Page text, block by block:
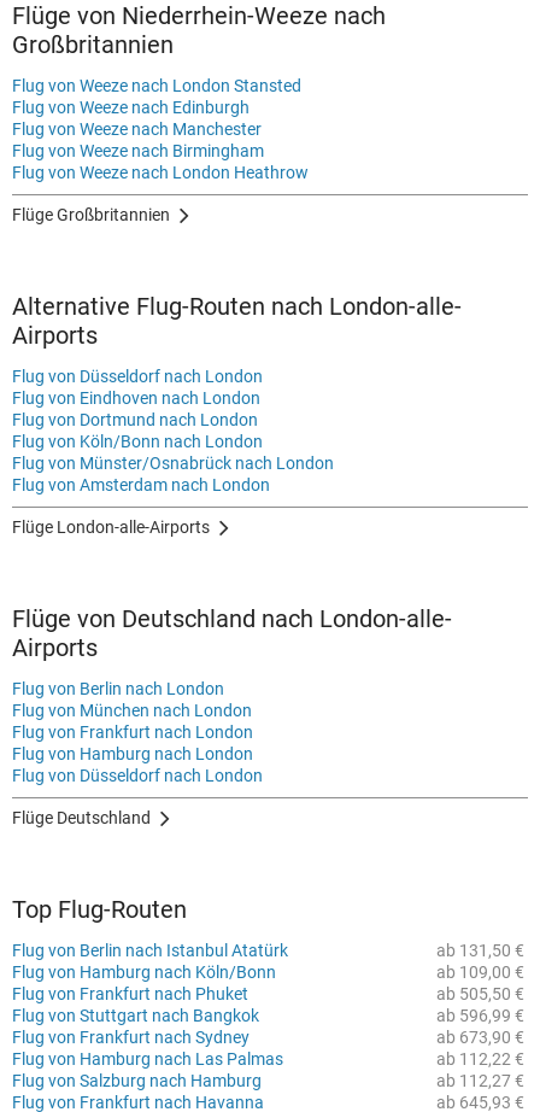
Flüge von Niederrhein-Weeze nach
Großbritannien
Flug von Weeze nach London Stansted
Flug von Weeze nach Edinburgh
Flug von Weeze nach Manchester
Flug von Weeze nach Birmingham
Flug von Weeze nach London Heathrow
Flüge Großbritannien
Alternative Flug-Routen nach London-alle-
Airports
Flug von Düsseldorf nach London
Flug von Eindhoven nach London
Flug von Dortmund nach London
Flug von Köln/Bonn nach London
Flug von Münster/Osnabrück nach London
Flug von Amsterdam nach London
Flüge London-alle-Airports
Flüge von Deutschland nach London-alle-
Airports
Flug von Berlin nach London
Flug von München nach London
Flug von Frankfurt nach London
Flug von Hamburg nach London
Flug von Düsseldorf nach London
Flüge Deutschland
Top Flug-Routen
ab 131,50 €
Flug von Berlin nach Istanbul Atatürk
ab 109,00 €
Flug von Hamburg nach Köln/Bonn
ab 505,50 €
Flug von Frankfurt nach Phuket
ab 596,99 €
Flug von Stuttgart nach Bangkok
ab 673,90 €
Flug von Frankfurt nach Sydney
ab 112,22 €
Flug von Hamburg nach Las Palmas
ab 112,27 €
Flug von Salzburg nach Hamburg
ab 645,93 €
Flug von Frankfurt nach Havanna